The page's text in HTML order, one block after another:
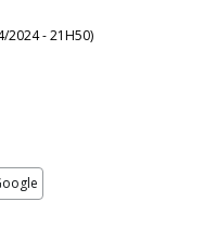
2024 - 21H50)